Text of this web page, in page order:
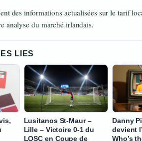
des informations actualisées sur le tarif
analyse du marché irlandais.
LIES
Lusitanos St-Maur –
Lille – Victoire 0-1 du
LOSC en Coupe de
Danny
devient
Who’s